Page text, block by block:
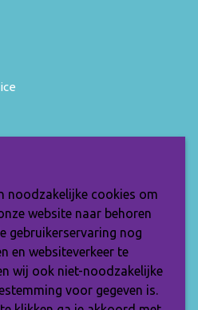
van de nieuwste
Vul je e-
ontvang de Make My
noodzakelijke cookies om
website naar behoren
gebruikerservaring nog
en websiteverkeer te
wij ook niet-noodzakelijke
voor gegeven is.